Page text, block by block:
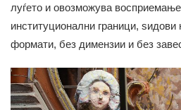
луѓето и овозможува
институционални граници,
формати, без димензии и без